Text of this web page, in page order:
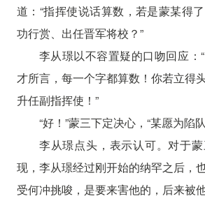
道：“指挥使说话算数，若是蒙某得
功行赏、出任晋军将校？”
李从璟以不容置疑的口吻回应：
才所言，每一个字都算数！你若立得
升任副指挥使！”
“好！”蒙三下定决心，“某愿为陷
李从璟点头，表示认可。对于
现，李从璟经过刚开始的纳罕之后，
受何冲挑唆，是要来害他的，后来被